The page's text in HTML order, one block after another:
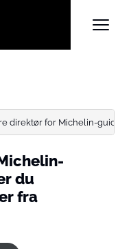
direktør for Michelin-guiden:
du
fra